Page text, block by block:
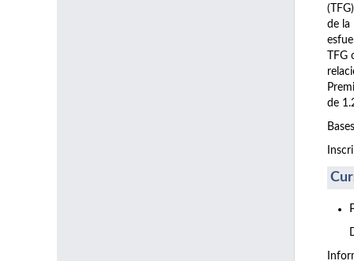
de la
de